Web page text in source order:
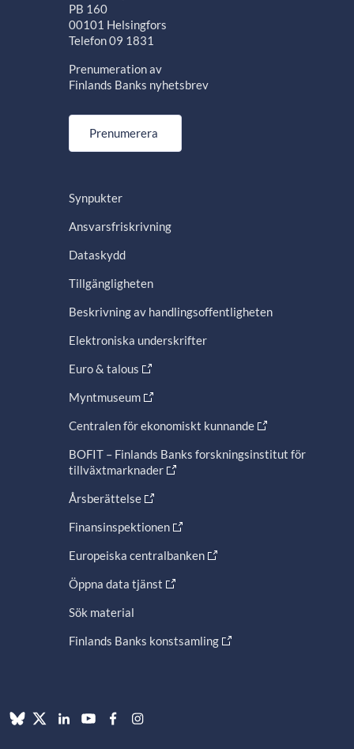
PB 160
00101 Helsingfors
Telefon 09 1831
Prenumeration av
Finlands Banks nyhetsbrev
Prenumerera
Synpukter
Ansvarsfriskrivning
Dataskydd
Tillgängligheten
Beskrivning av handlingsoffentligheten
Elektroniska underskrifter
Euro & talous
Myntmuseum
Centralen för ekonomiskt kunnande
BOFIT – Finlands Banks forskningsinstitut för
tillväxtmarknader
Årsberättelse
Finansinspektionen
Europeiska centralbanken
Öppna data tjänst
Sök material
Finlands Banks konstsamling